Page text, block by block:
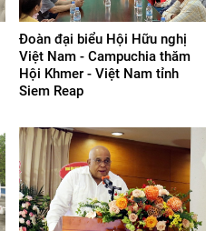
Đoàn đại biểu Hội Hữu nghị
Việt Nam - Campuchia thăm
Hội Khmer - Việt Nam tỉnh
Siem Reap